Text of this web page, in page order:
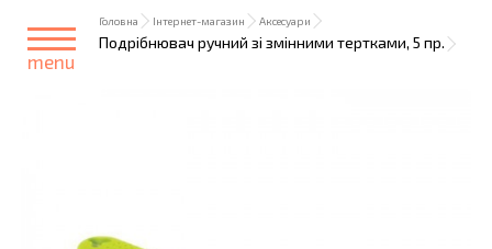
menu
Головна Інтернет-магазин Аксесуари
Подрібнювач ручний зі змінними тертками, 5 пр.